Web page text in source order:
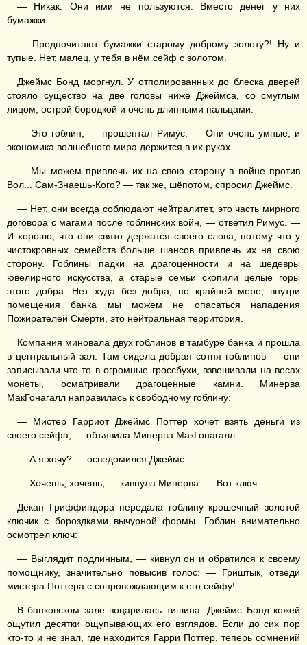
— Никак. Они ими не пользуются. Вместо денег у них
бумажки.
— Предпочитают бумажки старому доброму золоту?! Ну и
тупые. Нет, малец, у тебя в нём сейф с золотом.
Джеймс Бонд моргнул. У отполированных до блеска дверей
стояло существо на две головы ниже Джеймса, со смуглым
лицом, острой бородкой и очень длинными пальцами.
— Это гоблин, — прошептал Римус. — Они очень умные, и
экономика волшебного мира держится в их руках.
— Мы можем привлечь их на свою сторону в войне против
Вол... Сам-Знаешь-Кого? — так же, шёпотом, спросил Джеймс.
— Нет, они всегда соблюдают нейтралитет, это часть мирного
договора с магами после гоблинских войн, — ответил Римус. —
И хорошо, что они свято держатся своего слова, потому что у
чистокровных семейств больше шансов привлечь их на свою
сторону. Гоблины падки на драгоценности и на шедевры
ювелирного искусства, а старые семьи скопили целые горы
этого добра. Нет худа без добра; по крайней мере, внутри
помещения банка мы можем не опасаться нападения
Пожирателей Смерти, это нейтральная территория.
Компания миновала двух гоблинов в тамбуре банка и прошла
в центральный зал. Там сидела добрая сотня гоблинов — они
записывали что-то в огромные гроссбухи, взвешивали на весах
монеты, осматривали драгоценные камни. Минерва
МакГонагалл направилась к свободному гоблину:
— Мистер Гарриот Джеймс Поттер хочет взять деньги из
своего сейфа, — объявила Минерва МакГонагалл.
— А я хочу? — осведомился Джеймс.
— Хочешь, хочешь, — кивнула Минерва. — Вот ключ.
Декан Гриффиндора передала гоблину крошечный золотой
ключик с бороздками вычурной формы. Гоблин внимательно
осмотрел ключ:
— Выглядит подлинным, — кивнул он и обратился к своему
помощнику, значительно повысив голос: — Гриштык, отведи
мистера Поттера с сопровождающим к его сейфу!
В банковском зале воцарилась тишина. Джеймс Бонд кожей
ощутил десятки ощупывающих его взглядов. Если до сих пор
кто-то и не знал, где находится Гарри Поттер, теперь сомнений